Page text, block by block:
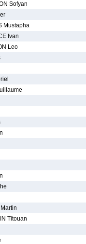
Sofyan
Mustapha
Ivan
Leo
Titouan